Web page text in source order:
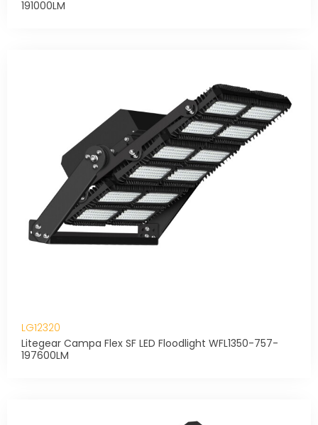
191000LM
LG12320
Litegear Campa Flex SF LED Floodlight WFL1350-757-
197600LM